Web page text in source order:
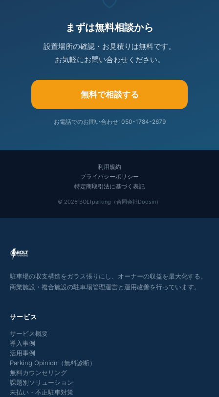
まずは無料相談から
設置場所の確認・お見積りは無料です。
お気軽にお問い合わせください。
無料で相談する
お電話でのお問い合わせ: 050-1784-2679
利用規約
プライバシーポリシー
特定商取引法に基づく表記
© 2026 BOLTparking（合同会社Doosin）
駐車場の収支構造をガラス張りにし、オーナーの収益を最大化する。
商業施設・複合施設の駐車場管理運営と運用改善を行っています。
サービス
サービス概要
導入事例
活用事例
Parking Opinion（無料診断）
無料カウンセリング
課題別ソリューション
未払い・不正駐車対策